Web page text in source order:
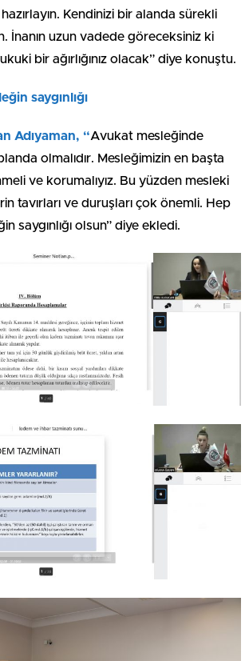
hazırlayın. Kendinizi bir alanda sürekli
İnanın uzun vadede göreceksiniz ki
bir ağırlığınız olacak” diye konuştu.
saygınlığı
Adıyaman, “Avukat mesleğinde
olmalıdır. Mesleğimizin en başta
ve korumalıyız. Bu yüzden mesleki
tavırları ve duruşları çok önemli. Hep
saygınlığı olsun” diye ekledi.